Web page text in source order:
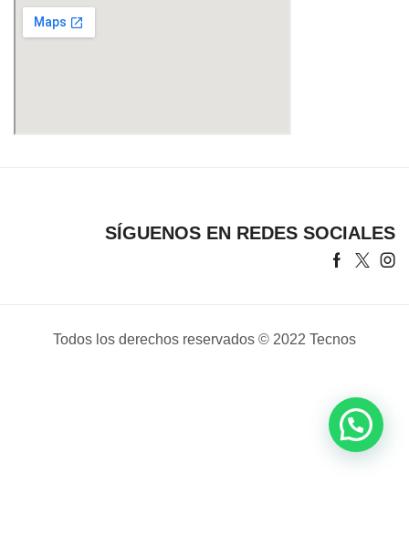
SÍGUENOS EN REDES SOCIALES
Facebook
Twitter
Todos los derechos reservados © 2022 Tecnos